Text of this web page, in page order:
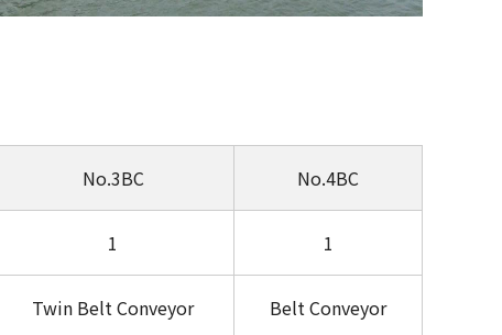
No.3BC No.4BC
1 1
Twin Belt Conveyor Belt Conveyor